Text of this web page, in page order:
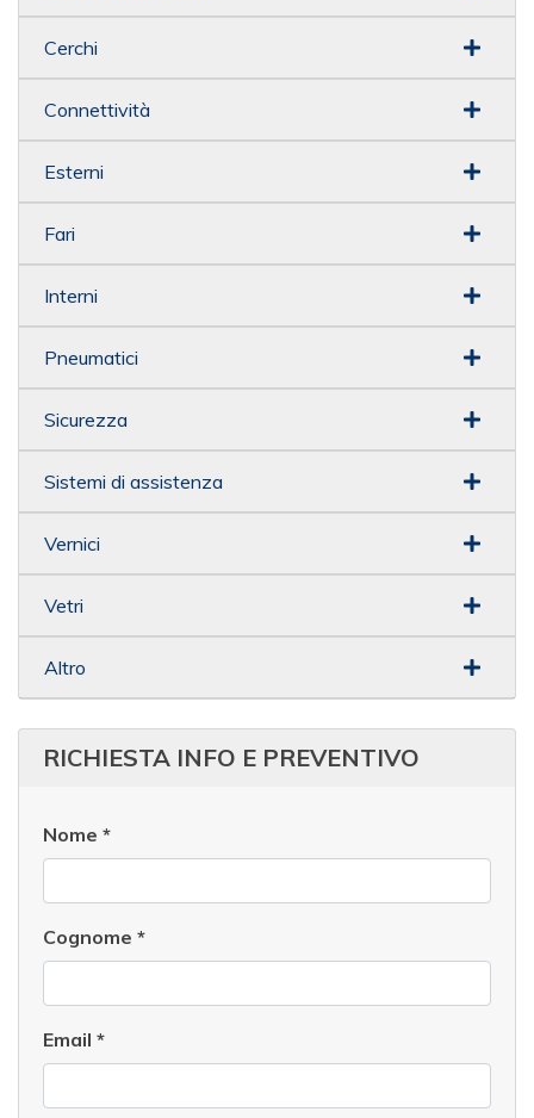
Cerchi
Connettività
Esterni
Fari
Interni
Pneumatici
Sicurezza
Sistemi di assistenza
Vernici
Vetri
Altro
RICHIESTA INFO E PREVENTIVO
Nome *
Cognome *
Email *